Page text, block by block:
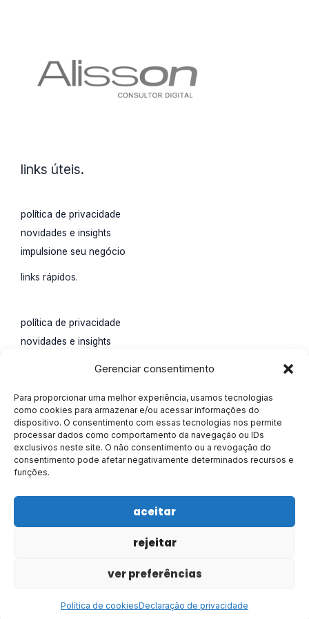
Gerenciar consentimento
Para proporcionar uma melhor experiência, usamos tecnologias
como cookies para armazenar e/ou acessar informações do
dispositivo. O consentimento com essas tecnologias nos permite
processar dados como comportamento da navegação ou IDs
exclusivos neste site. O não consentimento ou a revogação do
consentimento pode afetar negativamente determinados recursos e
funções.
aceitar
rejeitar
ver preferências
Política de cookiesDeclaração de privacidade
links úteis.
política de privacidade
novidades e insights
impulsione seu negócio
links rápidos.
política de privacidade
novidades e insights
Rua Santa Catarina, 65,
Água Verde, Curitiba, Paraná.
55 (41) 4113-0207
marketing@alisson.online